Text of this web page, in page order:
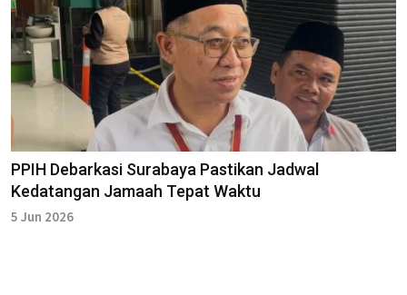
PPIH Debarkasi Surabaya Pastikan Jadwal
Kedatangan Jamaah Tepat Waktu
5 Jun 2026